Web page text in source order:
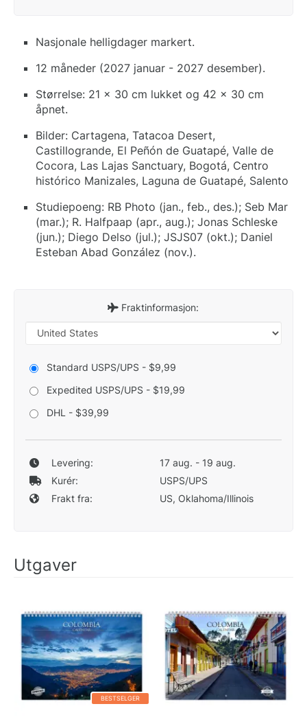
Nasjonale helligdager markert.
12 måneder (2027 januar - 2027 desember).
Størrelse: 21 x 30 cm lukket og 42 x 30 cm
åpnet.
Bilder: Cartagena, Tatacoa Desert,
Castillogrande, El Peñón de Guatapé, Valle de
Cocora, Las Lajas Sanctuary, Bogotá, Centro
histórico Manizales, Laguna de Guatapé, Salento
Studiepoeng: RB Photo (jan., feb., des.); Seb Mar
(mar.); R. Halfpaap (apr., aug.); Jonas Schleske
(jun.); Diego Delso (jul.); JSJS07 (okt.); Daniel
Esteban Abad González (nov.).
Fraktinformasjon:
Standard USPS/UPS - $9,99
Expedited USPS/UPS - $19,99
DHL - $39,99
Levering:
17 aug. - 19 aug.
Kurér:
USPS/UPS
Frakt fra:
US, Oklahoma/Illinois
Utgaver
BESTSELGER